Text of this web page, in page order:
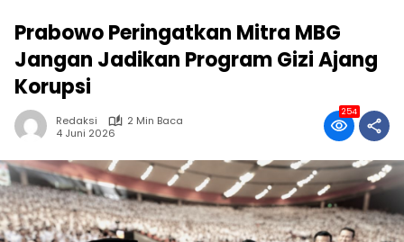
Prabowo Peringatkan Mitra MBG
Jangan Jadikan Program Gizi Ajang
Korupsi
Redaksi
2 Min Baca
4 Juni 2026
254